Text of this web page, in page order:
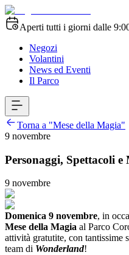
Aperti tutti i giorni dalle
Negozi
Volantini
News ed Eventi
Il Parco
Torna a "Mese della Magia"
9 novembre
Personaggi, Spettacoli e
9 novembre
Domenica 9 novembre, in
Mese della Magia al Parco
attività gratutite, con tantissime
team di Wonderland!